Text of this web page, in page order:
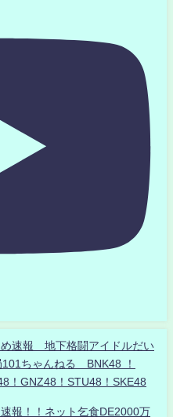
速報 地下格闘アイドルだい
ちゃんねる BNK48 ！
！GNZ48！STU48！SKE48
報！！ネット乞食DE2000万